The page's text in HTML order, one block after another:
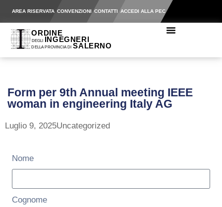
AREA RISERVATA CONVENZIONI CONTATTI ACCEDI ALLA PEC
Form per 9th Annual meeting IEEE
woman in engineering Italy AG
Luglio 9, 2025Uncategorized
Nome
Cognome